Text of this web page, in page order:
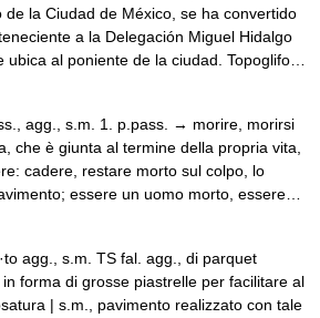
la Ciudad de México, se ha convertido
a la Delegación Miguel Hidalgo
ubica al poniente de la ciudad. Topoglifo…
agg., s.m. 1. p.pass. → morire, morirsi
che è giunta al termine della propria vita,
cadere, restare morto sul colpo, lo
essere un uomo morto, essere…
agg., s.m. TS fal. agg., di parquet
forma di grosse piastrelle per facilitare al
| s.m., pavimento realizzato con tale